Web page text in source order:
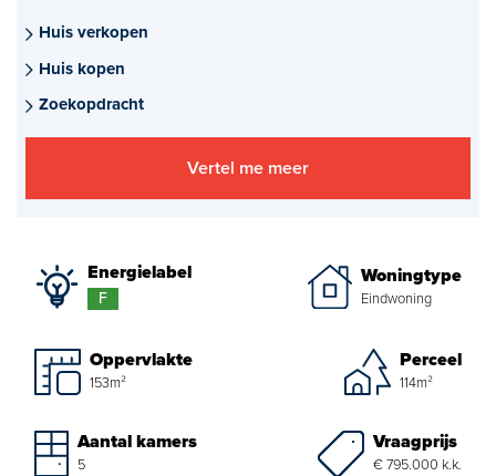
Aankoopmakelaar nieuwbouw
Hypotheekadvies
Projectadvies
Ons Team
Over Van Daal
Klantbeoordelingen
Vacatures
Huis verkopen
Huis kopen
Zoekopdracht
Vertel me meer
Energielabel
F
Woningtype
Eindwoning
Oppervlakte
153m²
Perceel
114m²
Aantal kamers
5
Vraagprijs
€ 795.000 k.k.